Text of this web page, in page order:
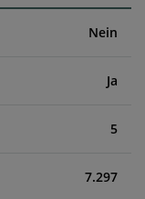
Nein
Ja
5
7.297